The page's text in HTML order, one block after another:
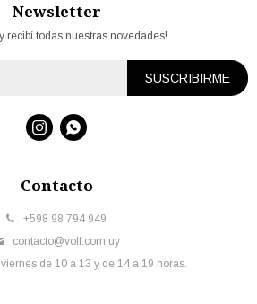
Contacto
+598 98 794 949
contacto@volf.com.uy
de 10 a 13 y de 14 a 19 horas.
Newsletter
recibí todas nuestras novedades!
SUSCRIBIRME
 